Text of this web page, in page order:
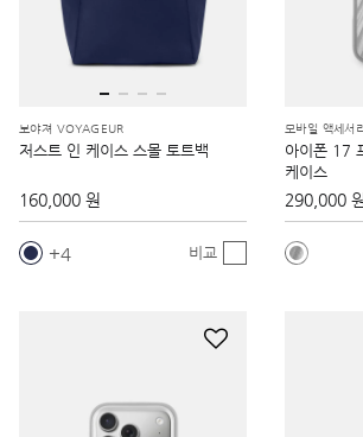
보야져 VOYAGEUR
저스트 인 케이스 스몰 토트백
160,000 원
4 비교
모바일 액세서
아이폰 17
케이스
290,000 원